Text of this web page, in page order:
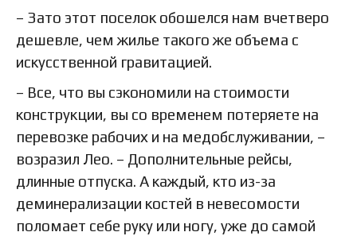
– Зато этот поселок обошелся нам вчетверо
дешевле, чем жилье такого же объема с
искусственной гравитацией.
– Все, что вы сэкономили на стоимости
конструкции, вы со временем потеряете на
перевозке рабочих и на медобслуживании, –
возразил Лео. – Дополнительные рейсы,
длинные отпуска. А каждый, кто из-за
деминерализации костей в невесомости
поломает себе руку или ногу, уже до самой